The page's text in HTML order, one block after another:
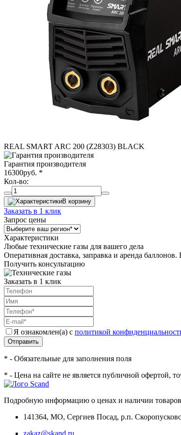
REAL SMART ARC 200 (Z28303) BLACK
Гарантия производителя
16300руб. *
Кол-во:
В корзину
Заказать в 1 клик
Запрос цены
Характеристики
Любые технические газы для вашего дела
Оперативная доставка, заправка и аренда
Получить консультацию
Заказать в 1 клик
Я ознакомлен(а) с политикой
Отправить
* - Обязательные для заполнения поля
* - Цена на сайте не является публичной офертой,
Подробную информацию о ценах и наличии
141364, МО, Сергиев Посад, р.п.
zakaz@skand.ru